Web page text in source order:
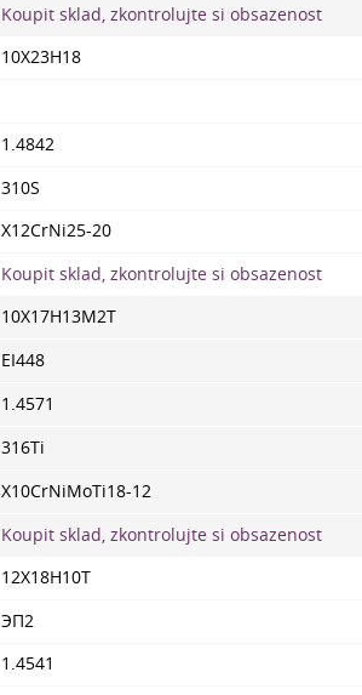
Koupit sklad, zkontrolujte si obsazenost
10X23H18
1.4842
310S
X12CrNi25-20
Koupit sklad, zkontrolujte si obsazenost
10Х17Н13М2Т
EI448
1.4571
316Ti
X10CrNiMoTi18-12
Koupit sklad, zkontrolujte si obsazenost
12X18H10T
ЭП2
1.4541